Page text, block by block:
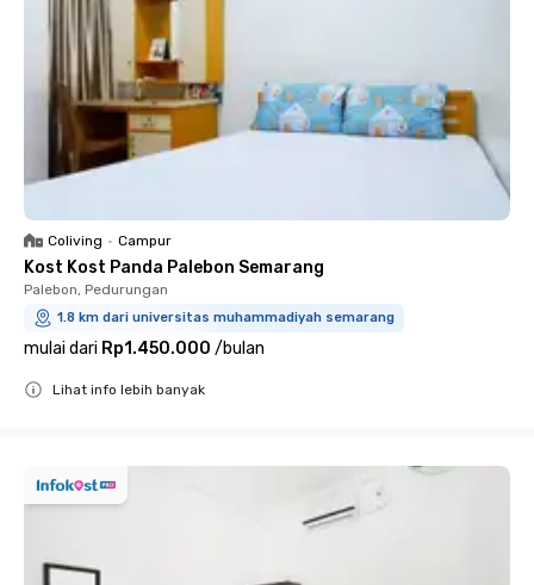
Coliving • Campur
Kost Kost Panda Palebon Semarang
Palebon, Pedurungan
1.8 km dari universitas muhammadiyah semarang
mulai dari Rp1.450.000 /bulan
Lihat info lebih banyak